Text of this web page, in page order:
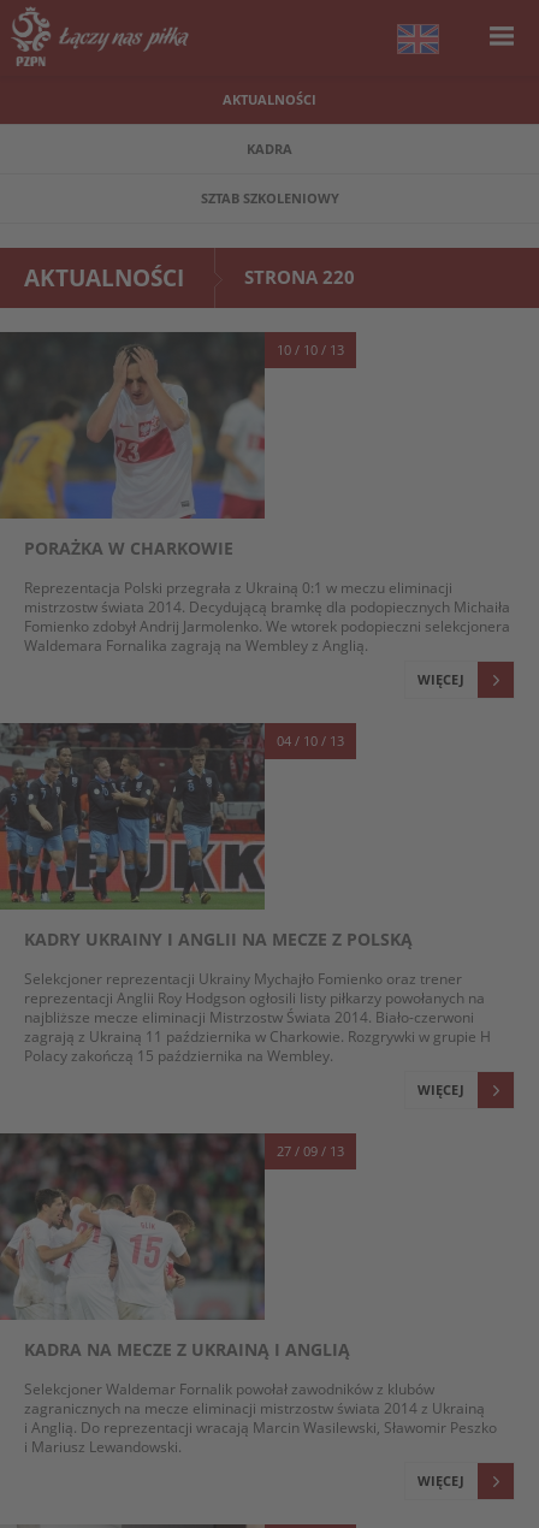
AKTUALNOŚCI
KADRA
SZTAB SZKOLENIOWY
AKTUALNOŚCI STRONA 220
10 / 10 / 13
PORAŻKA W CHARKOWIE
Reprezentacja Polski przegrała z Ukrainą 0:1 w meczu eliminacji
mistrzostw świata 2014. Decydującą bramkę dla podopiecznych Michaiła
Fomienko zdobył Andrij Jarmolenko. We wtorek podopieczni selekcjonera
Waldemara Fornalika zagrają na Wembley z Anglią.
WIĘCEJ
04 / 10 / 13
KADRY UKRAINY I ANGLII NA MECZE Z POLSKĄ
Selekcjoner reprezentacji Ukrainy Mychajło Fomienko oraz trener
reprezentacji Anglii Roy Hodgson ogłosili listy piłkarzy powołanych na
najbliższe mecze eliminacji Mistrzostw Świata 2014. Biało-czerwoni
zagrają z Ukrainą 11 października w Charkowie. Rozgrywki w grupie H
Polacy zakończą 15 października na Wembley.
WIĘCEJ
27 / 09 / 13
KADRA NA MECZE Z UKRAINĄ I ANGLIĄ
Selekcjoner Waldemar Fornalik powołał zawodników z klubów
zagranicznych na mecze eliminacji mistrzostw świata 2014 z Ukrainą
i Anglią. Do reprezentacji wracają Marcin Wasilewski, Sławomir Peszko
i Mariusz Lewandowski.
WIĘCEJ